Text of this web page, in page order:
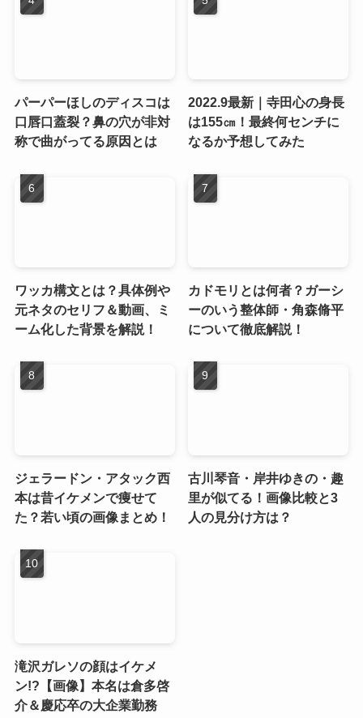
パーパーほしのディスコは
口唇口蓋裂？鼻の穴が非対
称で曲がってる原因とは
2022.9最新｜寺田心の身長
は155㎝！最終何センチに
なるか予想してみた
ワッカ構文とは？具体例や
元ネタのセリフ＆動画、ミ
ーム化した背景を解説！
カドモリとは何者？ガーシ
ーのいう整体師・角森脩平
について徹底解説！
ジェラードン・アタック西
本は昔イケメンで痩せて
た？若い頃の画像まとめ！
古川琴音・岸井ゆきの・趣
里が似てる！画像比較と3
人の見分け方は？
滝沢ガレソの顔はイケメ
ン!?【画像】本名は倉多啓
介＆慶応卒の大企業勤務